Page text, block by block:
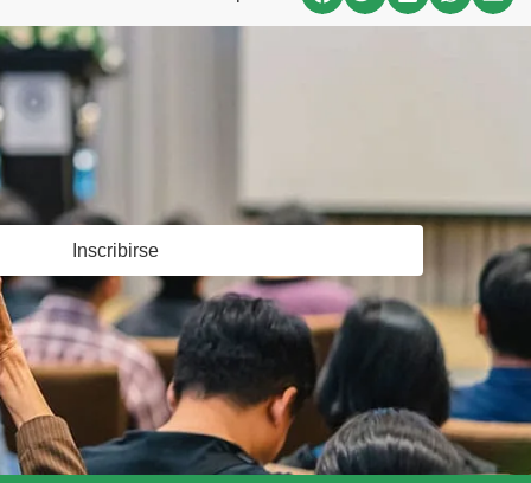
Inscribirse